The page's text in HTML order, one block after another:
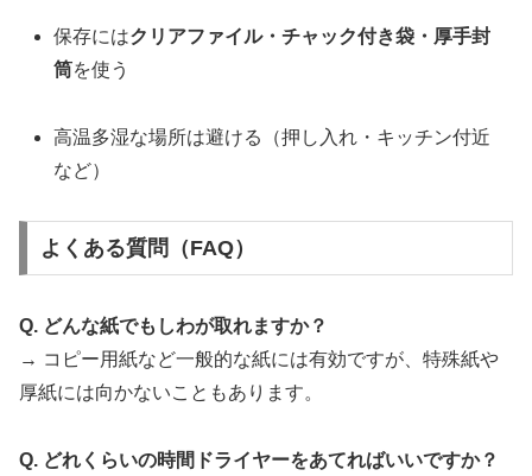
保存にはクリアファイル・チャック付き袋・厚手封
筒を使う
高温多湿な場所は避ける（押し入れ・キッチン付近
など）
よくある質問（FAQ）
Q. どんな紙でもしわが取れますか？
→ コピー用紙など一般的な紙には有効ですが、特殊紙や
厚紙には向かないこともあります。
Q. どれくらいの時間ドライヤーをあてればいいですか？